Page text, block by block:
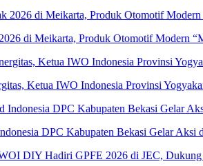
di Meikarta, Produk Otomotif Modern
Ketua IWO Indonesia Provinsi
DPC Kabupaten Bekasi Gelar